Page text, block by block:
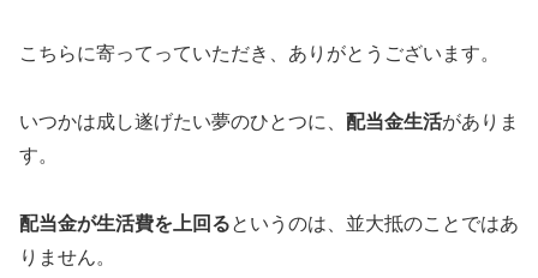
こちらに寄ってっていただき、ありがとうございます。
いつかは成し遂げたい夢のひとつに、 配当金生活がありま
す。
配当金が生活費を上回るというのは、並大抵のことではあ
りません。